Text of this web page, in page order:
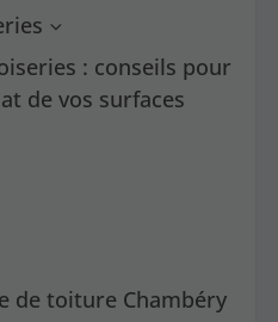
: conseils pour
de vos surfaces
de toiture Chambéry